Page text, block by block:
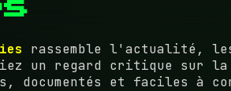
rassemble l'actualité,
un regard critique sur
documentés et faciles à